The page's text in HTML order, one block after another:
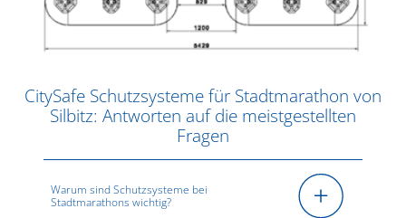
CitySafe Schutzsysteme für Stadtmarathon von
Silbitz: Antworten auf die meistgestellten
Fragen
Warum sind Schutzsysteme bei
Stadtmarathons wichtig?